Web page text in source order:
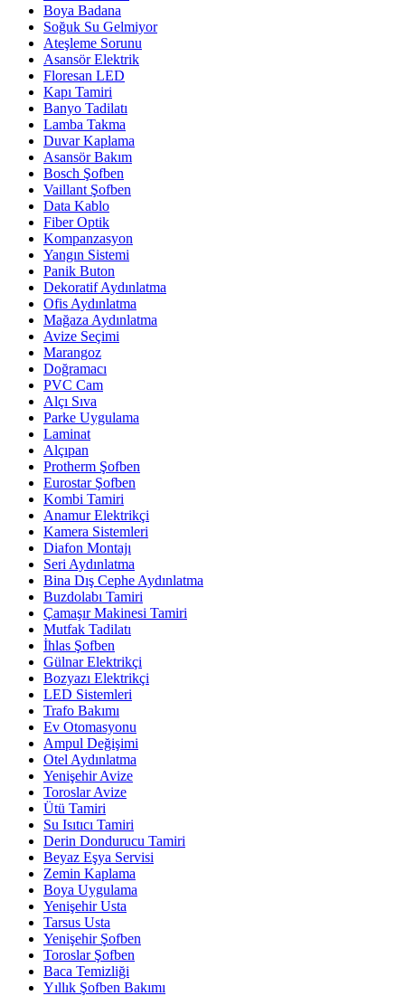
Boya Badana
Soğuk Su Gelmiyor
Ateşleme Sorunu
Asansör Elektrik
Floresan LED
Kapı Tamiri
Banyo Tadilatı
Lamba Takma
Duvar Kaplama
Asansör Bakım
Bosch Şofben
Vaillant Şofben
Data Kablo
Fiber Optik
Kompanzasyon
Yangın Sistemi
Panik Buton
Dekoratif Aydınlatma
Ofis Aydınlatma
Mağaza Aydınlatma
Avize Seçimi
Marangoz
Doğramacı
PVC Cam
Alçı Sıva
Parke Uygulama
Laminat
Alçıpan
Protherm Şofben
Eurostar Şofben
Kombi Tamiri
Anamur Elektrikçi
Kamera Sistemleri
Diafon Montajı
Seri Aydınlatma
Bina Dış Cephe Aydınlatma
Buzdolabı Tamiri
Çamaşır Makinesi Tamiri
Mutfak Tadilatı
İhlas Şofben
Gülnar Elektrikçi
Bozyazı Elektrikçi
LED Sistemleri
Trafo Bakımı
Ev Otomasyonu
Ampul Değişimi
Otel Aydınlatma
Yenişehir Avize
Toroslar Avize
Ütü Tamiri
Su Isıtıcı Tamiri
Derin Dondurucu Tamiri
Beyaz Eşya Servisi
Zemin Kaplama
Boya Uygulama
Yenişehir Usta
Tarsus Usta
Yenişehir Şofben
Toroslar Şofben
Baca Temizliği
Yıllık Şofben Bakımı